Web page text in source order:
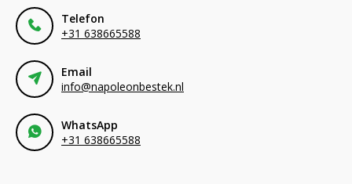
Telefon
+31 638665588
Email
info@napoleonbestek.nl
WhatsApp
+31 638665588